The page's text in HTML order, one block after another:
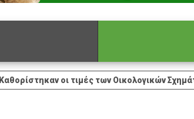
Καθορίστηκαν οι τιμές των Οικολογικών